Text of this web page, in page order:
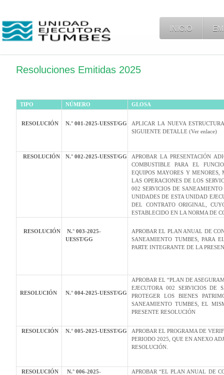
INICIO
Resoluciones Emitidas 2025
TIPO NÚMERO GLOSA
RESOLUCIÓN N.° 001-2025-UESST/GG
APLICAR LA NUEVA
SIGUIENTE DETALLE (Ver enlace)
RESOLUCIÓN N.° 002-2025-UESST/GG
APROBAR LA PRESENTACIÓN
COMBUSTIBLE PARA EL
EQUIPOS MAYORES Y MENORES,
LAS OPERACIONES DE LOS
002 SERVICIOS DE
UNIDADES DE ESTA UNIDAD
DEL CONTRATO ORIGINAL,
ESTABLECIDO EN LA NORMA DE
RESOLUCIÓN
N.° 003-2025-
UESST/GG
APROBAR EL PLAN ANUAL DE
SANEAMIENTO TUMBES, PARA
PARTE INTEGRANTE DE LA
RESOLUCIÓN N.° 004-2025-UESST/GG
APROBAR EL “PLAN DE
EJECUTORA 002 SERVICIOS
PROTEGER LOS BIENES
SANEAMIENTO TUMBES, EL
PRESENTE RESOLUCIÓN
RESOLUCIÓN N.° 005-2025-UESST/GG
APROBAR EL PROGRAMA DE
PERIODO 2025, QUE EN ANEXO
RESOLUCIÓN.
RESOLUCIÓN
N.° 006-2025-
APROBAR “EL PLAN ANUAL DE